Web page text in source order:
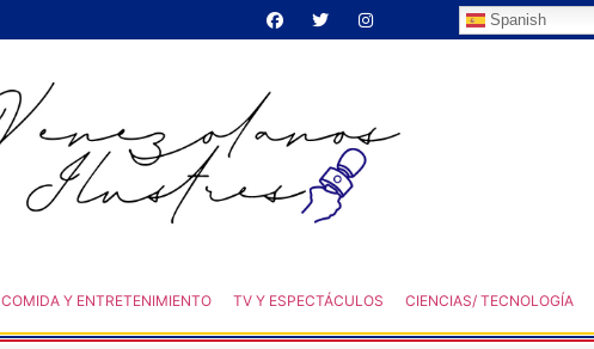
Spanish
COMIDA Y ENTRETENIMIENTO TV Y ESPECTÁCULOS CIENCIAS/ TECNOLOGÍA